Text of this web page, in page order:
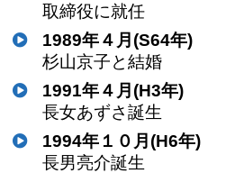
取締役に就任
1989年４月(S64年)
杉山京子と結婚
1991年４月(H3年)
長女あずさ誕生
1994年１０月(H6年)
長男亮介誕生